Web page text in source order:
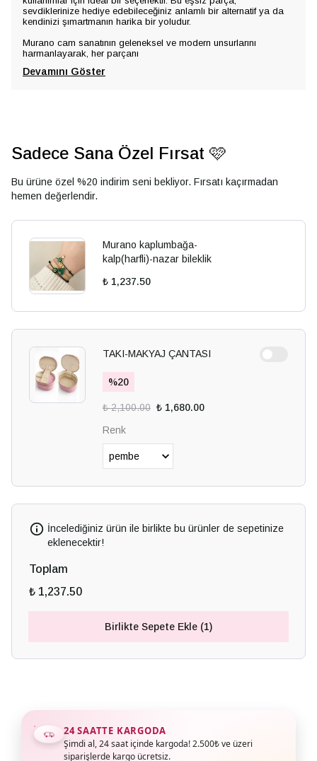
sevdiklerinize hediye edebileceğiniz anlamlı bir alternatif ya da
kendinizi şımartmanın harika bir yoludur.
Murano cam sanatının geleneksel ve modern unsurlarını
harmanlayarak, her parçanı
Devamını Göster
Sadece Sana Özel Fırsat 🩷
Bu ürüne özel %20 indirim seni bekliyor. Fırsatı kaçırmadan
hemen değerlendir.
Murano kaplumbağa-
kalp(harfli)-nazar bileklik
₺ 1,237.50
TAKI-MAKYAJ ÇANTASI
%20
₺ 2,100.00 ₺ 1,680.00
Renk
İncelediğiniz ürün ile birlikte bu ürünler de sepetinize
eklenecektir!
Toplam
₺ 1,237.50
Birlikte Sepete Ekle (1)
24 SAATTE KARGODA
Şimdi al, 24 saat içinde kargoda! 2.500₺ ve üzeri
siparişlerde kargo ücretsiz.